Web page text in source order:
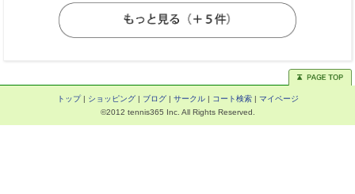
トップ| ショッピング| ブログ| サークル| コート検索| マイページ
©2012 tennis365 Inc. All Rights Reserved.